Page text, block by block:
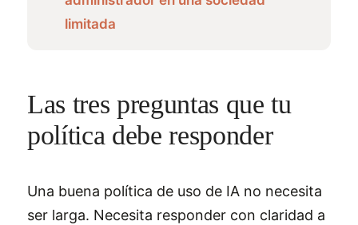
limitada
Las tres preguntas que tu
política debe responder
Una buena política de uso de IA no necesita
ser larga. Necesita responder con claridad a